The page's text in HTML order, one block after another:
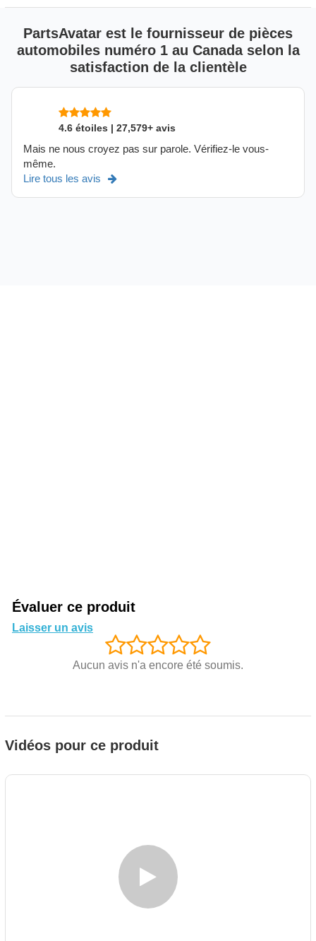
PartsAvatar est le fournisseur de pièces
automobiles numéro 1 au Canada selon la
satisfaction de la clientèle
4.6 étoiles | 27,579+ avis
Mais ne nous croyez pas sur parole. Vérifiez-le vous-
même.
Lire tous les avis
Évaluer ce produit
Laisser un avis
Aucun avis n'a encore été soumis.
Vidéos pour ce produit